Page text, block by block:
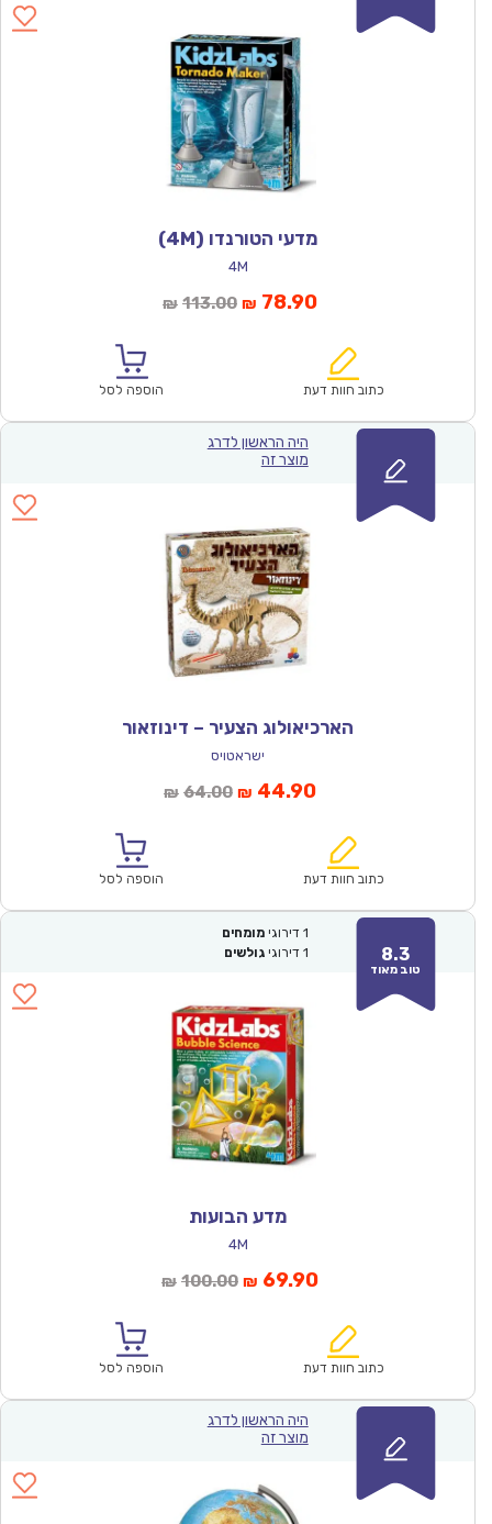
מדעי הטורנדו (4M)
4M
₪ 113.00המחיר
₪113.00.
₪ 78.90המחיר
הוא:
כתוב חוות דעת הוספה לסל
היה הראשון לדרג
מוצר זה
הארכיאולוג הצעיר – דינוזאור
ישראטויס
₪ 64.00המחיר
₪64.00.
₪ 44.90המחיר
הוא:
כתוב חוות דעת הוספה לסל
8.3
טוב מאוד
1 דירוגי מומחים
1 דירוגי גולשים
מדע הבועות
4M
₪ 100.00המחיר
₪100.00.
₪ 69.90המחיר
הוא:
כתוב חוות דעת הוספה לסל
היה הראשון לדרג
מוצר זה